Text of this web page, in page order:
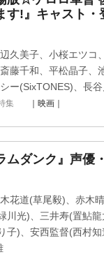
す!』キャスト
辺久美子、小桜エツ
藤千和、平松晶子、
ー(SixTONES)、長
集 ｜映画｜
ムダンク』声優
木花道(草尾毅)、赤木
川光)、三井寿(置鮎
子)、安西監督(西村